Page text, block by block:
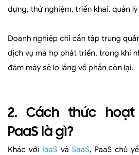
dựng, thử nghiệm, triển khai, quản
Doanh nghiệp chỉ cần tập trung
dịch vụ mà họ phát triển, trong khi
đám mây sẽ lo lắng về phần còn lại.
2. Cách thức
PaaS là gì?
Khác với IaaS và SaaS, PaaS chủ